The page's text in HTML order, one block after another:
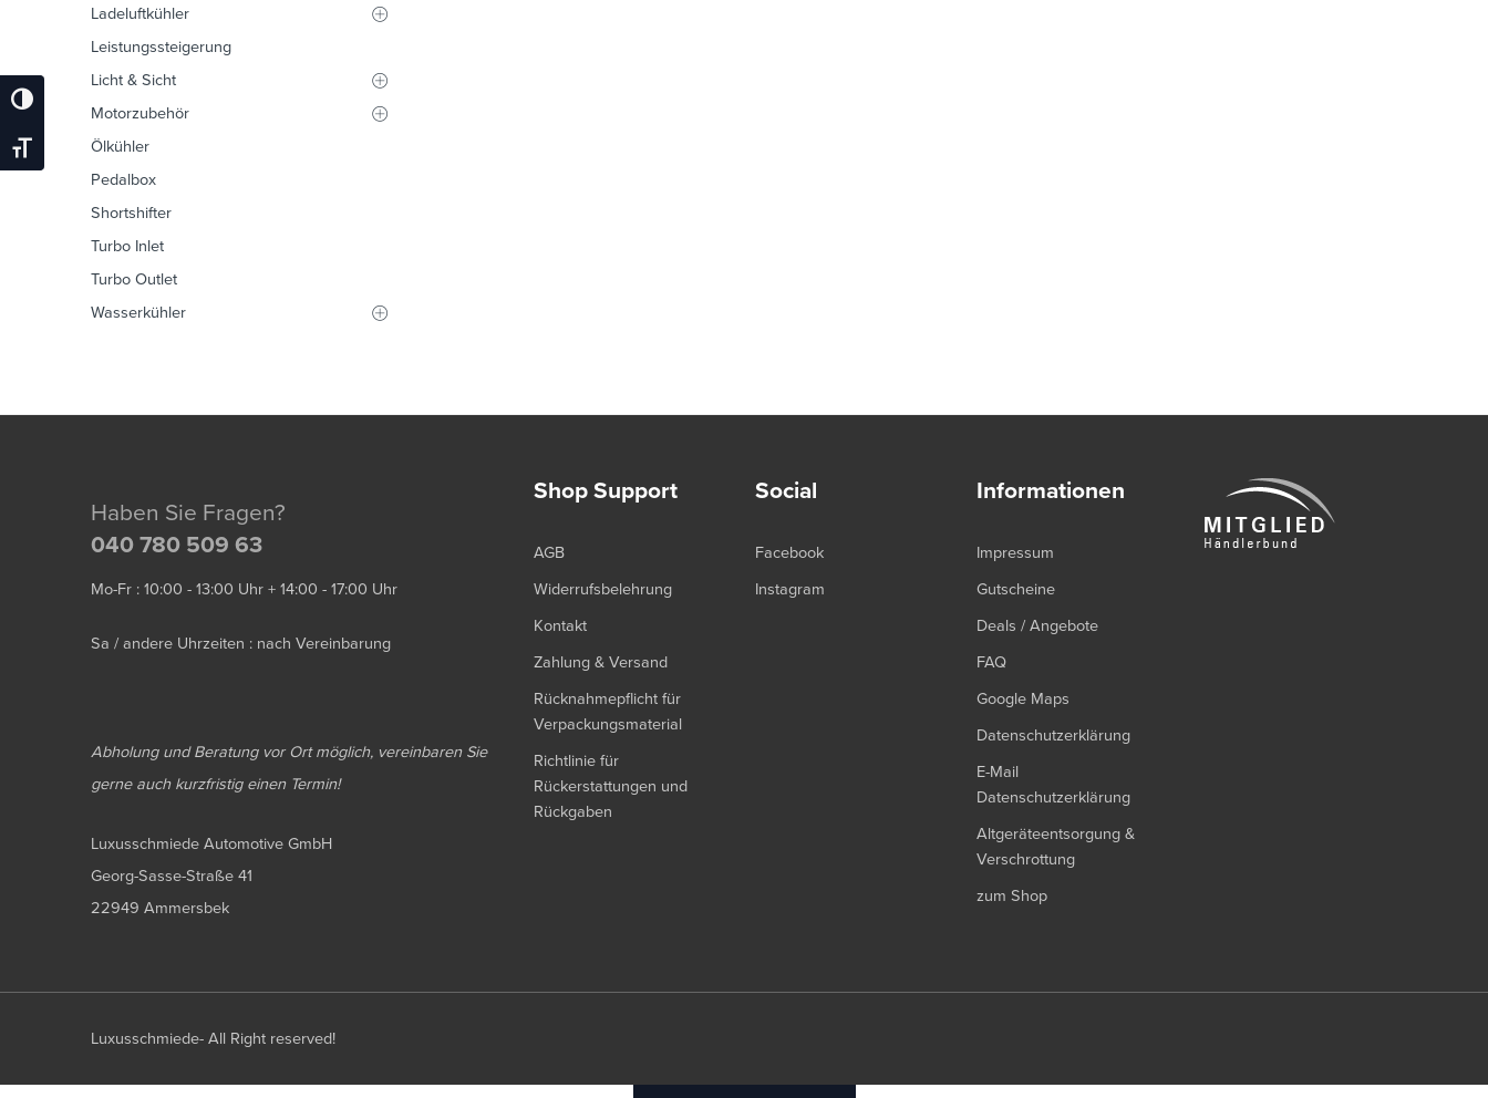
Umschalten Auf Hohe Kontraste
Schrift Vergrößern
Ladeluftkühler
Leistungssteigerung
Licht & Sicht
Motorzubehör
Ölkühler
Pedalbox
Shortshifter
Turbo Inlet
Turbo Outlet
Wasserkühler
Haben Sie Fragen?
040 780 509 63
Mo-Fr : 10:00 - 13:00 Uhr + 14:00 - 17:00 Uhr
Sa / andere Uhrzeiten : nach Vereinbarung
Abholung und Beratung vor Ort möglich, vereinbaren Sie
gerne auch kurzfristig einen Termin!
Luxusschmiede Automotive GmbH
Georg-Sasse-Straße 41
22949 Ammersbek
Shop Support
AGB
Widerrufsbelehrung
Kontakt
Zahlung & Versand
Rücknahmepflicht für
Verpackungsmaterial
Richtlinie für
Rückerstattungen und
Rückgaben
Social
Facebook
Instagram
Informationen
Impressum
Gutscheine
Deals / Angebote
FAQ
Google Maps
Datenschutzerklärung
E-Mail
Datenschutzerklärung
Altgeräteentsorgung &
Verschrottung
zum Shop
Luxusschmiede- All Right reserved!